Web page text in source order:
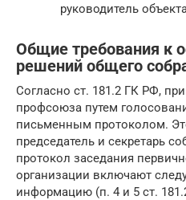
руководитель
Общие требования к
решений общего
Согласно ст. 181.2 ГК РФ,
профсоюза путем
письменным протоколом.
председатель и секретарь
протокол заседания
организации включают
информацию (п. 4 и 5 ст.